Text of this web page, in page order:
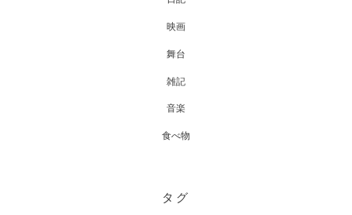
映画
舞台
雑記
音楽
食べ物
タグ